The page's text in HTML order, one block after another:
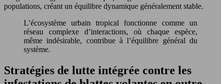
populations, créant un équilibre dynamique généralement stable.
L’écosystème urbain tropical fonctionne comme un
réseau complexe d’interactions, où chaque espèce,
même indésirable, contribue à l’équilibre général du
système.
Stratégies de lutte intégrée contre les